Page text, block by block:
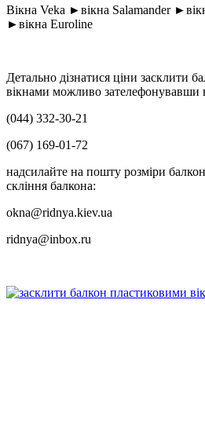
Вікна Veka ►вікна Salamander
►вікна Euroline
Детально дізнатися ціни засклити
вікнами можливо зателефонувавши
(044) 332-30-21
(067) 169-01-72
надсилайте на пошту розміри
скління балкона:
okna@ridnya.kiev.ua
ridnya@inbox.ru